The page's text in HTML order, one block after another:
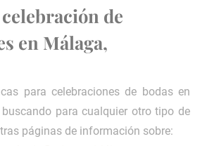
de
en Málaga,
para celebraciones de bodas en
para cualquier otro tipo de
páginas de información sobre: